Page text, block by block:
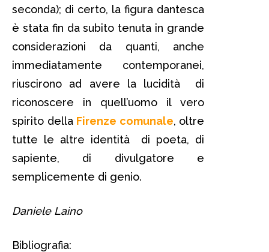
seconda); di certo, la figura dantesca
è stata fin da subito tenuta in grande
considerazioni da quanti, anche
immediatamente contemporanei,
riuscirono ad avere la lucidità di
riconoscere in quell’uomo il vero
spirito della Firenze comunale, oltre
tutte le altre identità di poeta, di
sapiente, di divulgatore e
semplicemente di genio.
Daniele Laino
Bibliografia: